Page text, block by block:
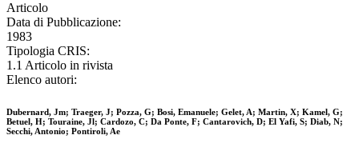
Articolo
Data di Pubblicazione:
1983
Tipologia CRIS:
1.1 Articolo in rivista
Elenco autori:
Dubernard, Jm; Traeger, J; Pozza, G; Bosi, Emanuele; Gelet, A; Martin, X; Kamel, G;
Betuel, H; Touraine, Jl; Cardozo, C; Da Ponte, F; Cantarovich, D; El Yafi, S; Diab, N;
Secchi, Antonio; Pontiroli, Ae